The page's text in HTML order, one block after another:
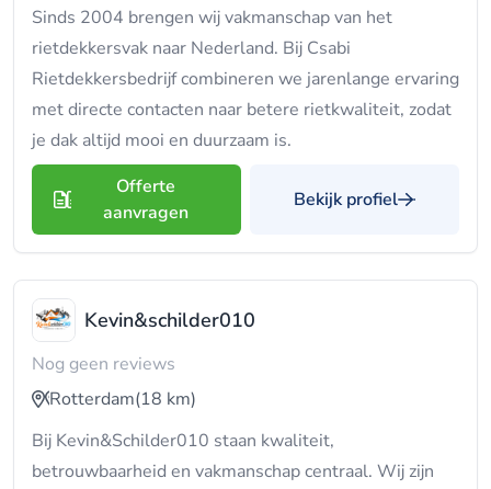
Sinds 2004 brengen wij vakmanschap van het
rietdekkersvak naar Nederland. Bij Csabi
Rietdekkersbedrijf combineren we jarenlange ervaring
met directe contacten naar betere rietkwaliteit, zodat
je dak altijd mooi en duurzaam is.
Offerte
aanvragen
Bekijk profiel
Kevin&schilder010
Nog geen reviews
Rotterdam(18 km)
Bij Kevin&Schilder010 staan kwaliteit,
betrouwbaarheid en vakmanschap centraal. Wij zijn